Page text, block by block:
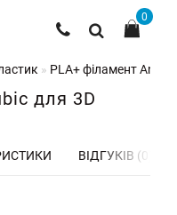
0
PLA+ філамент
для 3D
ВІДГУКІВ (0)